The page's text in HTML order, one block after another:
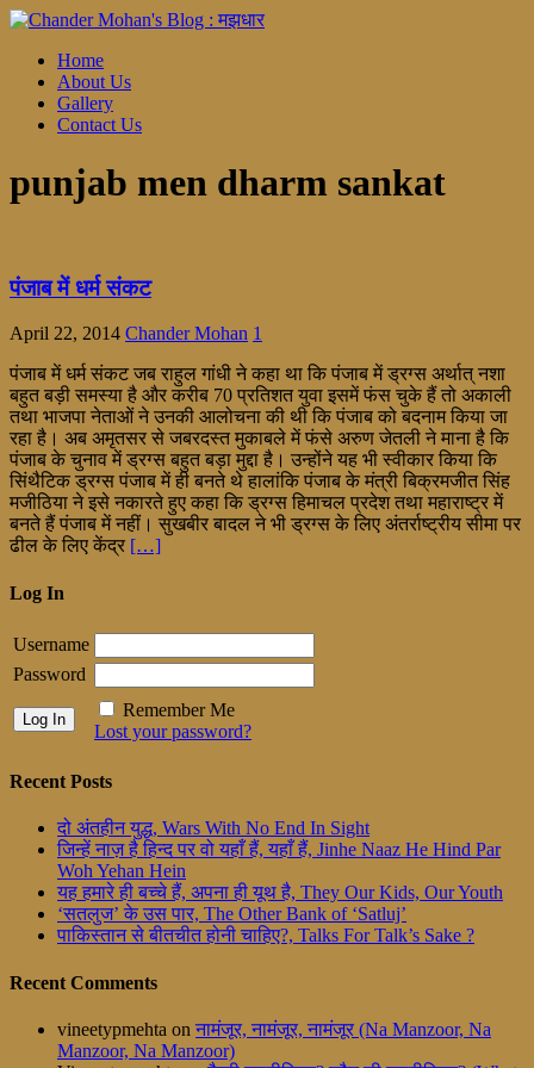
Home
About Us
Gallery
Contact Us
punjab men dharm sankat
पंजाब में धर्म संकट
April 22, 2014 Chander Mohan 1
पंजाब में धर्म संकट जब राहुल गांधी ने कहा था कि पंजाब में ड्रग्स अर्थात् नशा
बहुत बड़ी समस्या है और करीब 70 प्रतिशत युवा इसमें फंस चुके हैं तो अकाली
तथा भाजपा नेताओं ने उनकी आलोचना की थी कि पंजाब को बदनाम किया जा
रहा है। अब अमृतसर से जबरदस्त मुकाबले में फंसे अरुण जेतली ने माना है कि
पंजाब के चुनाव में ड्रग्स बहुत बड़ा मुद्दा है। उन्होंने यह भी स्वीकार किया कि
सिंथैटिक ड्रग्स पंजाब में ही बनते थे हालांकि पंजाब के मंत्री बिक्रमजीत सिंह
मजीठिया ने इसे नकारते हुए कहा कि ड्रग्स हिमाचल प्रदेश तथा महाराष्ट्र में
बनते हैं पंजाब में नहीं। सुखबीर बादल ने भी ड्रग्स के लिए अंतर्राष्ट्रीय सीमा पर
ढील के लिए केंद्र […]
Log In
Username
Password
Remember Me
Lost your password?
Recent Posts
दो अंतहीन युद्ध, Wars With No End In Sight
जिन्हें नाज़ है हिन्द पर वो यहाँ हैं, यहाँ हैं, Jinhe Naaz He Hind Par
Woh Yehan Hein
यह हमारे ही बच्चे हैं, अपना ही यूथ है, They Our Kids, Our Youth
‘सतलुज’ के उस पार, The Other Bank of ‘Satluj’
पाकिस्तान से बीतचीत होनी चाहिए?, Talks For Talk’s Sake ?
Recent Comments
vineetypmehta on नामंजूर, नामंजूर, नामंजूर (Na Manzoor, Na
Manzoor, Na Manzoor)